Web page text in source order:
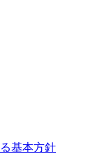
基本方針